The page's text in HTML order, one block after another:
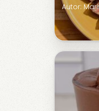
Autor: